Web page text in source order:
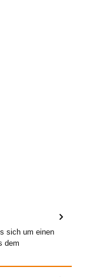
sich um einen
dem